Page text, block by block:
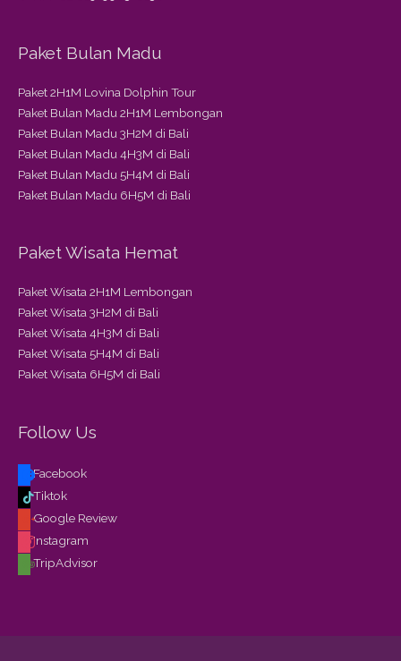
Paket Bulan Madu
Paket 2H1M Lovina Dolphin Tour
Paket Bulan Madu 2H1M Lembongan
Paket Bulan Madu 3H2M di Bali
Paket Bulan Madu 4H3M di Bali
Paket Bulan Madu 5H4M di Bali
Paket Bulan Madu 6H5M di Bali
Paket Wisata Hemat
Paket Wisata 2H1M Lembongan
Paket Wisata 3H2M di Bali
Paket Wisata 4H3M di Bali
Paket Wisata 5H4M di Bali
Paket Wisata 6H5M di Bali
Follow Us
Facebook
Tiktok
Google Review
Instagram
TripAdvisor